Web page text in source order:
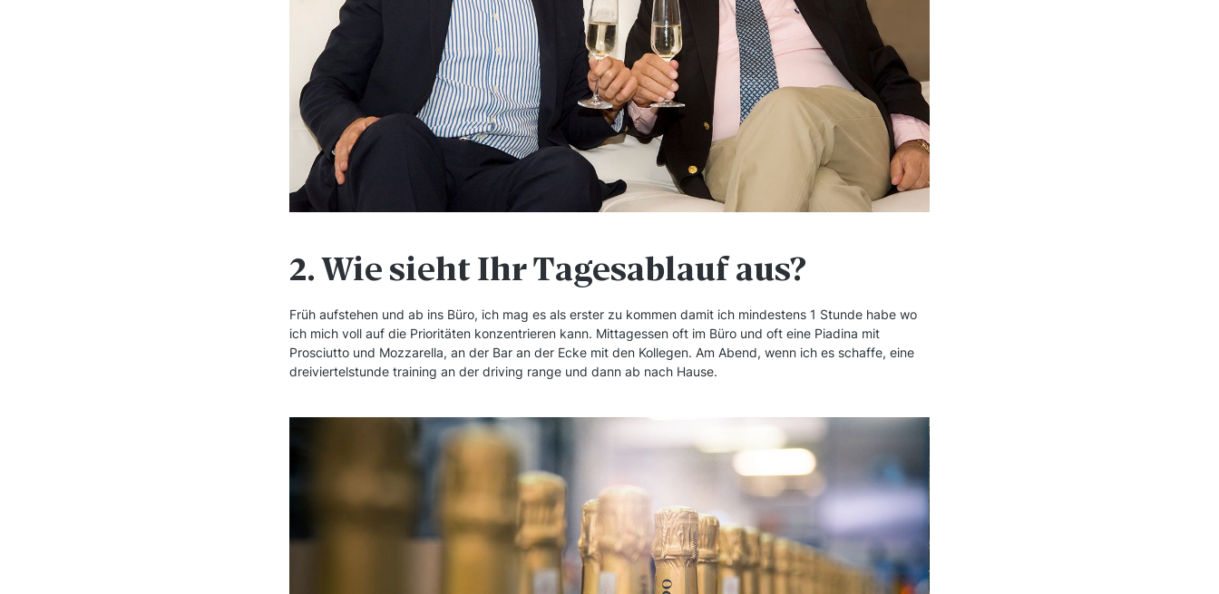
2. Wie sieht Ihr Tagesablauf aus?
Früh aufstehen und ab ins Büro, ich mag es als erster zu kommen damit ich mindestens 1 Stunde habe wo
ich mich voll auf die Prioritäten konzentrieren kann. Mittagessen oft im Büro und oft eine Piadina mit
Prosciutto und Mozzarella, an der Bar an der Ecke mit den Kollegen. Am Abend, wenn ich es schaffe, eine
dreiviertelstunde training an der driving range und dann ab nach Hause.